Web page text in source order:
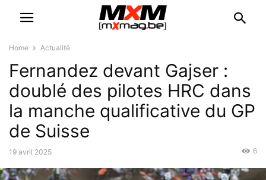
Home Actualité
Fernandez devant Gajser :
doublé des pilotes HRC dans
la manche qualificative du GP
de Suisse
19 avril 2025 6